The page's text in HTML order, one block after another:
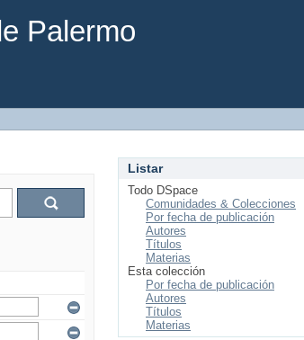
Palermo
Listar
Todo DSpace
Comunidades & Colecciones
Por fecha de publicación
Autores
Títulos
Materias
Esta colección
Por fecha de publicación
Autores
Títulos
Materias